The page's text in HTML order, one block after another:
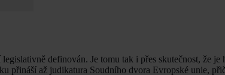
definován. Je tomu tak i přes skutečnost, že
přináší až judikatura Soudního dvora Evropské unie,